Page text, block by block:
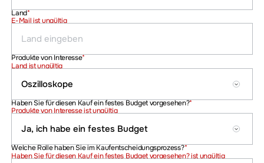
E-Mail ist ungültig
Land*
Land ist ungültig
Produkte von Interesse*
Produkte von Interesse ist ungültig
Haben Sie für diesen Kauf ein festes Budget vorgesehen?*
Haben Sie für diesen Kauf ein festes Budget vorgesehen? ist ungültig
Welche Rolle haben Sie im Kaufentscheidungsprozess?*